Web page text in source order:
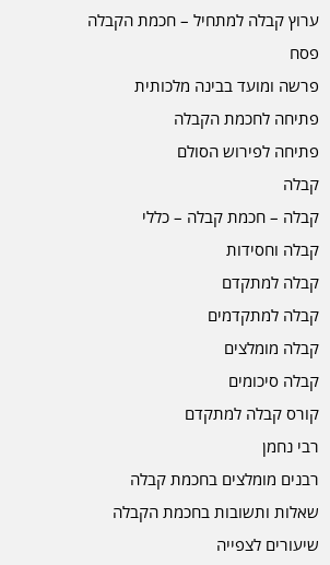
ערוץ קבלה למתחיל – חכמת הקבלה
פסח
פרשה ומועד בבינה מלכותית
פתיחה לחכמת הקבלה
פתיחה לפירוש הסולם
קבלה
קבלה – חכמת קבלה – כללי
קבלה וחסידות
קבלה למתקדם
קבלה למתקדמים
קבלה מומלצים
קבלה סיכומים
קורס קבלה למתקדם
רבי נחמן
רבנים מומלצים בחכמת קבלה
שאלות ותשובות בחכמת הקבלה
שיעורים לצפייה